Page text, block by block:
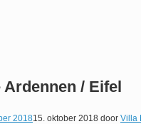
/ Eifel
201815. oktober 2018 door Villa